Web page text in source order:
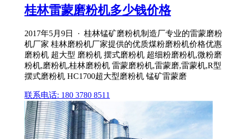
桂林雷蒙磨粉机多少钱价格
2017年5月9日 · 桂林锰矿磨粉机制造厂专业的雷蒙磨粉
机厂家 桂林磨粉机厂家提供的优质煤粉磨粉机价格优惠
磨粉机 超大型 磨粉机 摆式磨粉机 超细粉磨粉机,微粉磨
粉机,磨粉机,桂林磨粉机 雷蒙磨粉机,雷蒙磨,雷蒙机,R型
摆式磨粉机 HC1700超大型磨粉机 锰矿雷蒙磨
联系电话: 180 3780 8511